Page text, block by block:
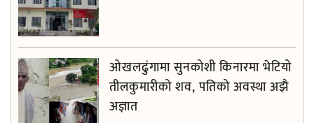
ओखलढुंगामा सुनकोशी किनारमा भेटियो
तीलकुमारीको शव, पतिको अवस्था अझै
अज्ञात